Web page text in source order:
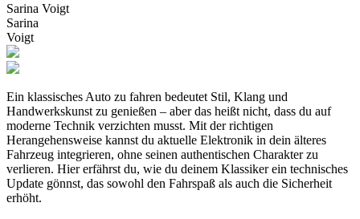
Sarina Voigt
Sarina
Voigt
Ein klassisches Auto zu fahren bedeutet Stil, Klang und
Handwerkskunst zu genießen – aber das heißt nicht, dass du auf
moderne Technik verzichten musst. Mit der richtigen
Herangehensweise kannst du aktuelle Elektronik in dein älteres
Fahrzeug integrieren, ohne seinen authentischen Charakter zu
verlieren. Hier erfährst du, wie du deinem Klassiker ein technisches
Update gönnst, das sowohl den Fahrspaß als auch die Sicherheit
erhöht.